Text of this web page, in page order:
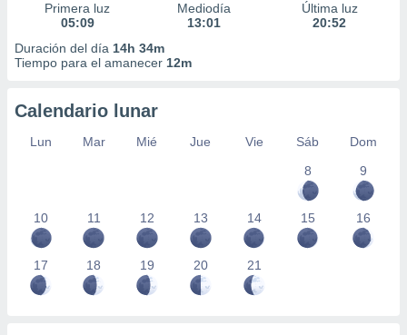
Primera luz
05:09
Mediodía
13:01
Última luz
20:52
Duración del día 14h 34m
Tiempo para el amanecer 12m
Calendario lunar
Lun Mar Mié Jue Vie Sáb
Dom
8
9
10 11 12 13 14 15 16
17 18 19 20 21